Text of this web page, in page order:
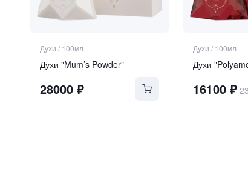
Духи / 100мл
Духи "Mum’s Powder"
28000₽
Духи / 100мл
Духи
16100 ₽